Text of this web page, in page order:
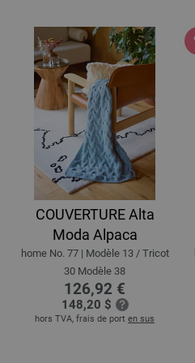
COUVERTURE Alta
Moda Alpaca
home No. 77 | Modèle 13 / Tricot
30 Modèle 38
126,92 €
148,20 $
hors TVA, frais de port en sus